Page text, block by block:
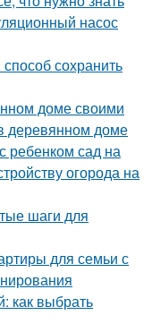
насос
сохранить
доме своими
деревянном доме
ребенком сад на
огорода на
шаги для
для семьи с
как выбрать